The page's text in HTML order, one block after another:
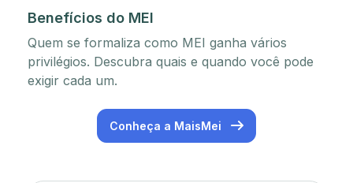
Benefícios do MEI
Quem se formaliza como MEI ganha vários
privilégios. Descubra quais e quando você pode
exigir cada um.
Conheça a MaisMei